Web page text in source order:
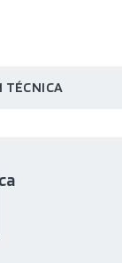
TÉCNICA